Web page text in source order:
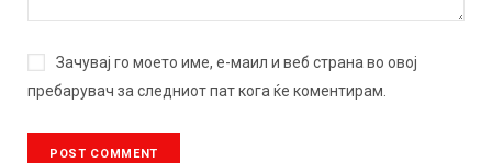
Зачувај го моето име, е-маил и веб страна во овој
пребарувач за следниот пат кога ќе коментирам.